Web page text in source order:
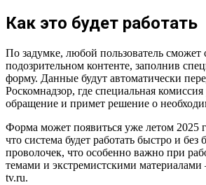
Как это будет работать
По задумке, любой пользователь сможет
подозрительном контенте, заполнив
форму. Данные будут автоматически
Роскомнадзор, где специальная
обращение и примет решение о
Форма может появиться уже летом 2025
что система будет работать быстро и без
проволочек, что особенно важно при
темами и экстремистскими
tv.ru.